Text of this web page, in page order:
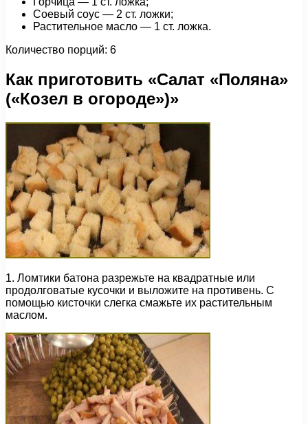
Соевый соус — 2 ст. ложки;
Растительное масло — 1 ст. ложка.
Количество порций: 6
Как приготовить «Салат «Поляна»
(«Козел в огороде»)»
1. Ломтики батона разрежьте на квадратные или
продолговатые кусочки и выложите на противень. С
помощью кисточки слегка смажьте их растительным
маслом.